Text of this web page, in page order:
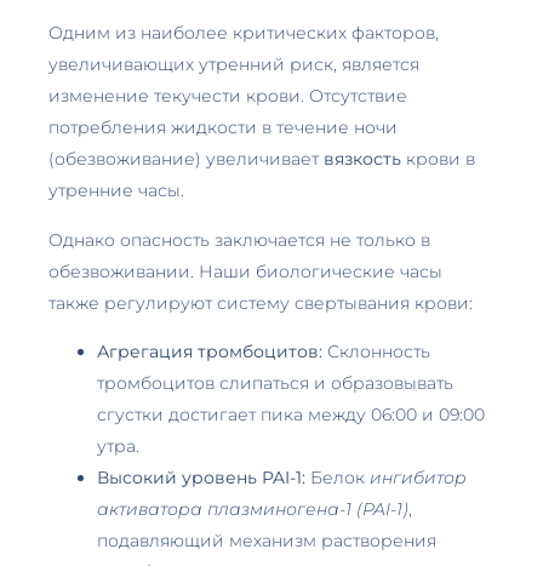
Одним из наиболее критических факторов,
увеличивающих утренний риск, является
изменение текучести крови. Отсутствие
потребления жидкости в течение ночи
(обезвоживание) увеличивает вязкость крови в
утренние часы.
Однако опасность заключается не только в
обезвоживании. Наши биологические часы
также регулируют систему свертывания крови:
Агрегация тромбоцитов: Склонность
тромбоцитов слипаться и образовывать
сгустки достигает пика между 06:00 и 09:00
утра.
Высокий уровень PAI-1: Белок ингибитор
активатора плазминогена-1 (PAI-1),
подавляющий механизм растворения